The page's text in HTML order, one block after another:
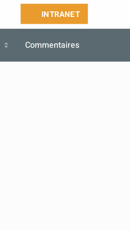
INTRANET
Commentaires